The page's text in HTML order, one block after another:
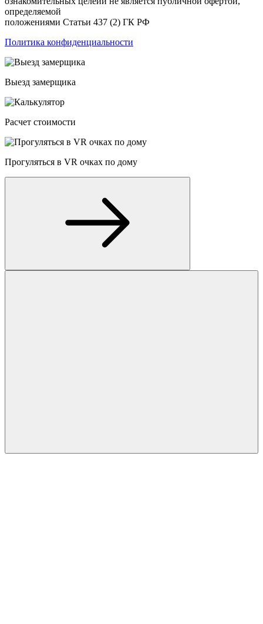
определяемой
положениями Статьи 437 (2) ГК РФ
Политика конфиденциальности
Выезд замерщика
Расчет стоимости
Прогуляться в VR очках по дому